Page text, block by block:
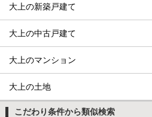
大上の新築戸建て
大上の中古戸建て
大上のマンション
大上の土地
こだわり条件から類似検索